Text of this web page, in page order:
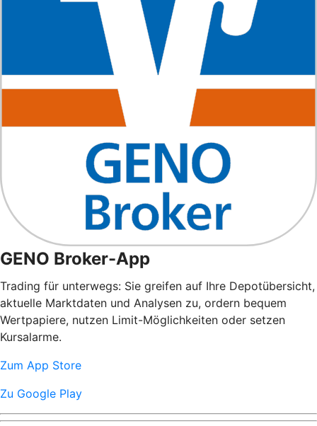
GENO Broker-App
Trading für unterwegs: Sie greifen auf Ihre Depotübersicht,
aktuelle Marktdaten und Analysen zu, ordern bequem
Wertpapiere, nutzen Limit-Möglichkeiten oder setzen
Kursalarme.
Zum App Store
Zu Google Play